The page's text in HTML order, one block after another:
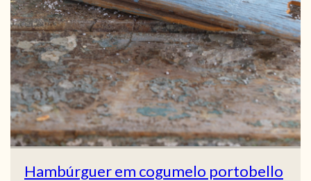
Hambúrguer em cogumelo portobello